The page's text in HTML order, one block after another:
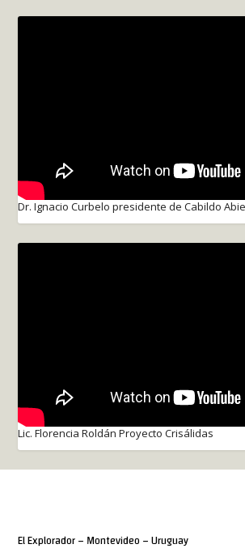
Dr. Ignacio Curbelo presidente de Cabildo
Lic. Florencia Roldán Proyecto Crisálidas
El Explorador – Montevideo – Uruguay